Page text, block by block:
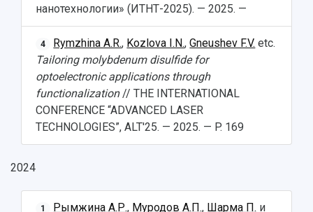
нанотехнологии» (ИТНТ-2025). — 2025. —
4 Rymzhina A.R., Kozlova I.N.,Gneushev F.V. etc.
Tailoring molybdenum disulfide for
optoelectronic applications through
functionalization// THE INTERNATIONAL
CONFERENCE “ADVANCED LASER
TECHNOLOGIES”, ALT'25. — 2025. — P. 169
2024
1 Рымжина А.Р., Муродов А.П., Шарма П. и